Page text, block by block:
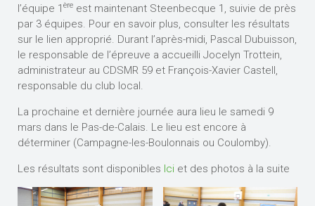
l’équipe 1 ère est maintenant Steenbecque 1, suivie de près
par 3 équipes. Pour en savoir plus, consulter les résultats
sur le lien approprié. Durant l’après-midi, Pascal Dubuisson,
le responsable de l’épreuve a accueilli Jocelyn Trottein,
administrateur au CDSMR 59 et François-Xavier Castell,
responsable du club local.
La prochaine et dernière journée aura lieu le samedi 9
mars dans le Pas-de-Calais. Le lieu est encore à
déterminer (Campagne-les-Boulonnais ou Coulomby).
Les résultats sont disponibles Ici et des photos à la suite